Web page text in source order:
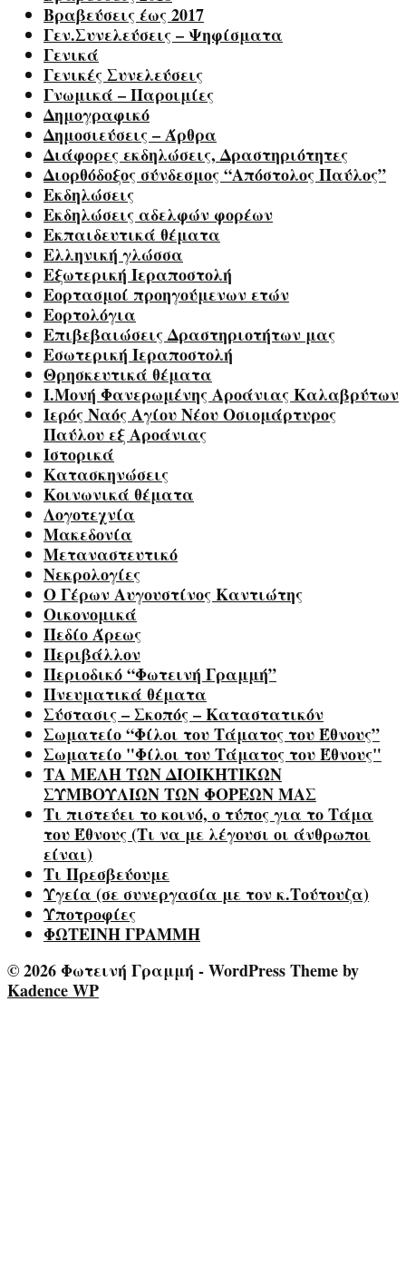
Βραβεύσεις έως 2017
Γεν.Συνελεύσεις – Ψηφίσματα
Γενικά
Γενικές Συνελεύσεις
Γνωμικά – Παροιμίες
Δημογραφικό
Δημοσιεύσεις – Άρθρα
Διάφορες εκδηλώσεις, Δραστηριότητες
Διορθόδοξος σύνδεσμος “Απόστολος Παύλος”
Εκδηλώσεις
Εκδηλώσεις αδελφών φορέων
Εκπαιδευτικά θέματα
Ελληνική γλώσσα
Εξωτερική Ιεραποστολή
Εορτασμοί προηγούμενων ετών
Εορτολόγια
Επιβεβαιώσεις Δραστηριοτήτων μας
Εσωτερική Ιεραποστολή
Θρησκευτικά θέματα
Ι.Μονή Φανερωμένης Αροάνιας Καλαβρύτων
Ιερός Ναός Αγίου Νέου Οσιομάρτυρος
Παύλου εξ Αροάνιας
Ιστορικά
Κατασκηνώσεις
Κοινωνικά θέματα
Λογοτεχνία
Μακεδονία
Μεταναστευτικό
Νεκρολογίες
Ο Γέρων Αυγουστίνος Καντιώτης
Οικονομικά
Πεδίο Άρεως
Περιβάλλον
Περιοδικό “Φωτεινή Γραμμή”
Πνευματικά θέματα
Σύστασις – Σκοπός – Καταστατικόν
Σωματείο “Φίλοι του Τάματος του Έθνους”
Σωματείο "Φίλοι του Τάματος του Έθνους"
ΤΑ ΜΕΛΗ ΤΩΝ ΔΙΟΙΚΗΤΙΚΩΝ
ΣΥΜΒΟΥΛΙΩΝ ΤΩΝ ΦΟΡΕΩΝ ΜΑΣ
Τι πιστεύει το κοινό, ο τύπος για το Τάμα
του Έθνους (Τι να με λέγουσι οι άνθρωποι
είναι)
Τι Πρεσβεύουμε
Υγεία (σε συνεργασία με τον κ.Τούτουζα)
Υποτροφίες
ΦΩΤΕΙΝΗ ΓΡΑΜΜΗ
© 2026 Φωτεινή Γραμμή - WordPress Theme by
Kadence WP